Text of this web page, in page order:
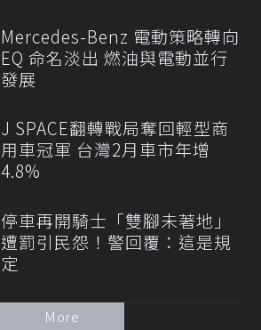
Mercedes-Benz 電動策略轉向
EQ 命名淡出 燃油與電動並行
發展
J SPACE翻轉戰局奪回輕型商
用車冠軍 台灣2月車市年增
4.8%
停車再開騎士「雙腳未著地」
遭罰引民怨！警回覆：這是規
定
More